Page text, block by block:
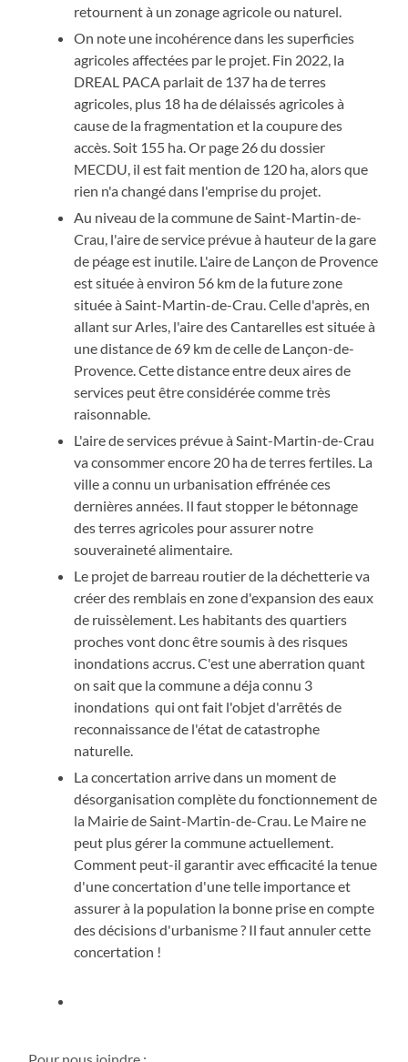
retournent à un zonage agricole ou naturel.
On note une incohérence dans les superficies
agricoles affectées par le projet. Fin 2022, la
DREAL PACA parlait de 137 ha de terres
agricoles, plus 18 ha de délaissés agricoles à
cause de la fragmentation et la coupure des
accès. Soit 155 ha. Or page 26 du dossier
MECDU, il est fait mention de 120 ha, alors que
rien n'a changé dans l'emprise du projet.
Au niveau de la commune de Saint-Martin-de-
Crau, l'aire de service prévue à hauteur de la gare
de péage est inutile. L'aire de Lançon de Provence
est située à environ 56 km de la future zone
située à Saint-Martin-de-Crau. Celle d'après, en
allant sur Arles, l'aire des Cantarelles est située à
une distance de 69 km de celle de Lançon-de-
Provence. Cette distance entre deux aires de
services peut être considérée comme très
raisonnable.
L'aire de services prévue à Saint-Martin-de-Crau
va consommer encore 20 ha de terres fertiles. La
ville a connu un urbanisation effrénée ces
dernières années. Il faut stopper le bétonnage
des terres agricoles pour assurer notre
souveraineté alimentaire.
Le projet de barreau routier de la déchetterie va
créer des remblais en zone d'expansion des eaux
de ruissèlement. Les habitants des quartiers
proches vont donc être soumis à des risques
inondations accrus. C'est une aberration quant
on sait que la commune a déja connu 3
inondations qui ont fait l'objet d'arrêtés de
reconnaissance de l'état de catastrophe
naturelle.
La concertation arrive dans un moment de
désorganisation complète du fonctionnement de
la Mairie de Saint-Martin-de-Crau. Le Maire ne
peut plus gérer la commune actuellement.
Comment peut-il garantir avec efficacité la tenue
d'une concertation d'une telle importance et
assurer à la population la bonne prise en compte
des décisions d'urbanisme ? Il faut annuler cette
concertation !